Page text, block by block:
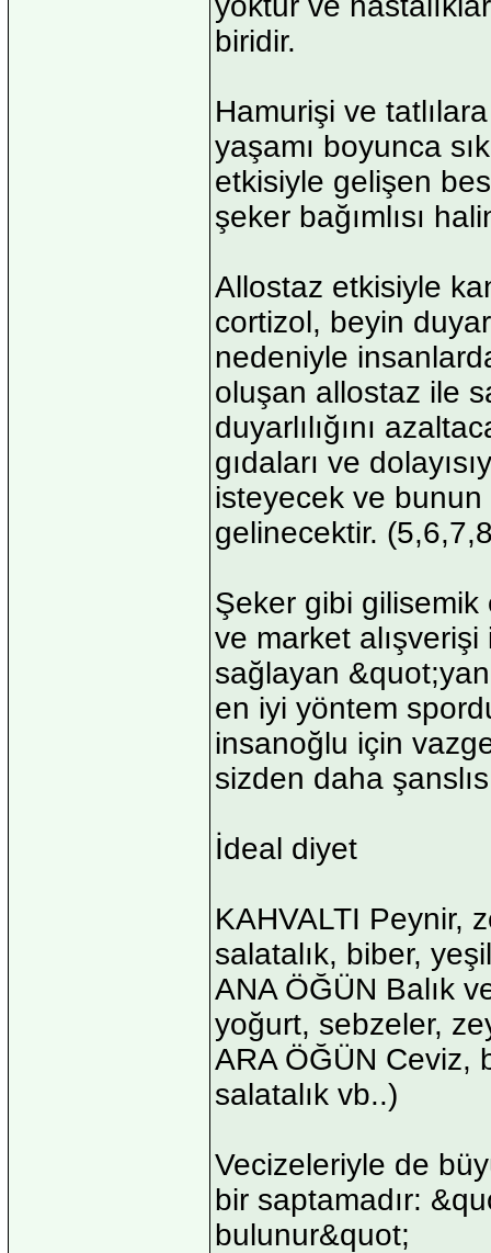
biridir.
Hamurişi ve
yaşamı boyunca
etkisiyle gelişen
şeker bağımlısı
Allostaz etkisiyle
cortizol, beyin
nedeniyle
oluşan allostaz ile
duyarlılığını
gıdaları ve
isteyecek ve bunun
gelinecektir.
Şeker gibi gilisemik
ve market
sağlayan
en iyi yöntem
insanoğlu için
sizden daha
İdeal diyet
KAHVALTI Peynir,
salatalık, biber,
ANA ÖĞÜN Balık
yoğurt, sebzeler,
ARA ÖĞÜN Ceviz,
salatalık vb..)
Vecizeleriyle de
bir saptamadır:
bulunur&quot;